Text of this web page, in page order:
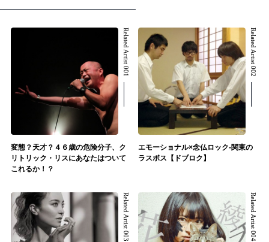
Related Artist 001
変態？天才？４６歳の危険分子、ク
リトリック・リスにあなたはついて
これるか！？
Related Artist 002
エモーショナル×念仏ロック-関東の
ラスボス【ドブロク】
Related Artist 003 Related Artist 004